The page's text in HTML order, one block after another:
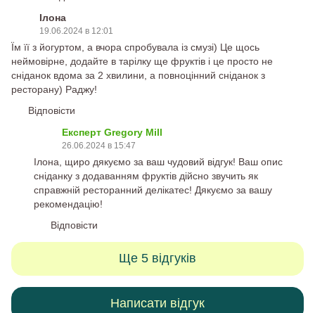
Ілона
19.06.2024 в 12:01
Їм її з йогуртом, а вчора спробувала із смузі) Це щось
неймовірне, додайте в тарілку ще фруктів і це просто не
сніданок вдома за 2 хвилини, а повноцінний сніданок з
ресторану) Раджу!
Відповісти
Експерт Gregory Mill
26.06.2024 в 15:47
Ілона, щиро дякуємо за ваш чудовий відгук! Ваш опис
сніданку з додаванням фруктів дійсно звучить як
справжній ресторанний делікатес! Дякуємо за вашу
рекомендацію!
Відповісти
Ще 5 відгуків
Написати відгук